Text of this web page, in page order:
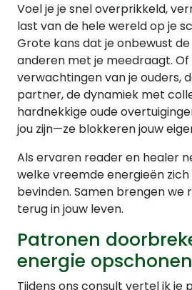
Voel je je snel overprikkeld,
last van de hele wereld op je
Grote kans dat je onbewust
anderen met je meedraagt.
verwachtingen van je ouders,
partner, de dynamiek met
hardnekkige oude
jou zijn—ze blokkeren jouw
Als ervaren reader en healer
welke vreemde energieën
bevinden. Samen brengen we
terug in jouw leven.
Patronen
energie opschonen
Tijdens ons consult vertel ik je